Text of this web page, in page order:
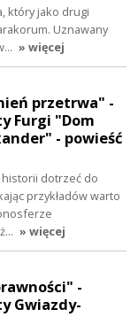
który jako drugi
Uznawany
» więcej
przetrwa" -
Furgi "Dom
- powieść
historii dotrzeć do
przykładów warto
» więcej
-
Gwiazdy-